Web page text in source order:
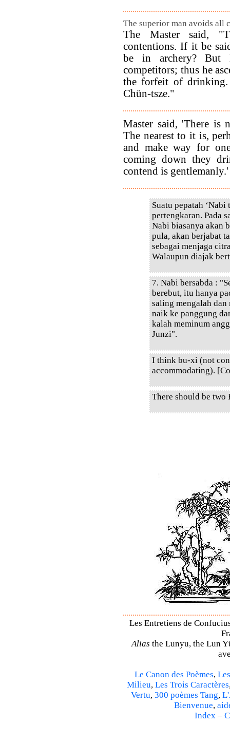
The superior man avoids all
The Master said,
contentions. If it be
be in archery? But
competitors; thus he
the forfeit of
Chün-tsze."
Master said, 'There is
The nearest to it is,
and make way for
coming down they
contend is gentlemanly.'
Suatu pepatah
pertengkaran. Pada
Nabi biasanya akan
pula, akan berjabat
sebagai menjaga
Walaupun diajak
7. Nabi bersabda :
berebut, itu hanya
saling mengalah
naik ke panggung
kalah meminum
Junzi".
I think bu-xi (not
accommodating).
There should be two
Les Entretiens de
Alias the Lunyu, the Lun
Le Canon des Poèmes,
Milieu, Les Trois Caractères
Vertu, 300 poèmes Tang,
Bienvenue,
Index –